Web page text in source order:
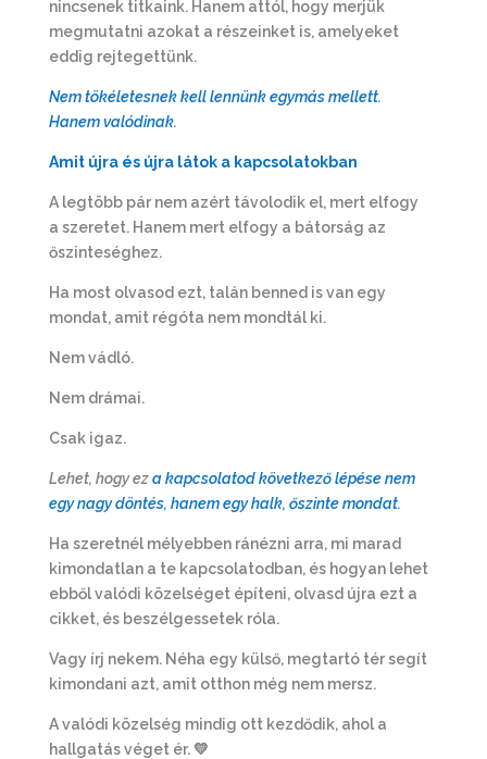
nincsenek titkaink. Hanem attól, hogy merjük
megmutatni azokat a részeinket is, amelyeket
eddig rejtegettünk.
Nem tökéletesnek kell lennünk egymás mellett.
Hanem valódinak.
Amit újra és újra látok a kapcsolatokban
A legtöbb pár nem azért távolodik el, mert elfogy
a szeretet. Hanem mert elfogy a bátorság az
őszinteséghez.
Ha most olvasod ezt, talán benned is van egy
mondat, amit régóta nem mondtál ki.
Nem vádló.
Nem drámai.
Csak igaz.
Lehet, hogy eza kapcsolatod következő lépése nem
egy nagy döntés, hanem egy halk, őszinte mondat.
Ha szeretnél mélyebben ránézni arra, mi marad
kimondatlan a te kapcsolatodban, és hogyan lehet
ebből valódi közelséget építeni, olvasd újra ezt a
cikket, és beszélgessetek róla.
Vagy írj nekem. Néha egy külső, megtartó tér segít
kimondani azt, amit otthon még nem mersz.
A valódi közelség mindig ott kezdődik, ahol a
hallgatás véget ér. 💛